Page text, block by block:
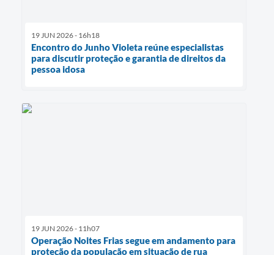
19 JUN 2026 - 16h18
Encontro do Junho Violeta reúne especialistas
para discutir proteção e garantia de direitos da
pessoa idosa
19 JUN 2026 - 11h07
Operação Noites Frias segue em andamento para
proteção da população em situação de rua